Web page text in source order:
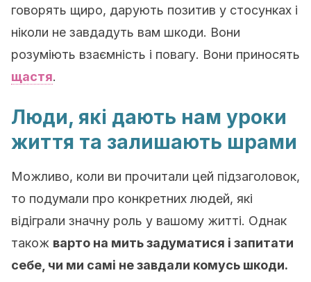
говорять щиро, дарують позитив у стосунках і
ніколи не завдадуть вам шкоди. Вони
розуміють взаємність і повагу. Вони приносять
щастя.
Люди, які дають нам уроки
життя та залишають шрами
Можливо, коли ви прочитали цей підзаголовок,
то подумали про конкретних людей, які
відіграли значну роль у вашому житті. Однак
також варто на мить задуматися і запитати
себе, чи ми самі не завдали комусь шкоди.